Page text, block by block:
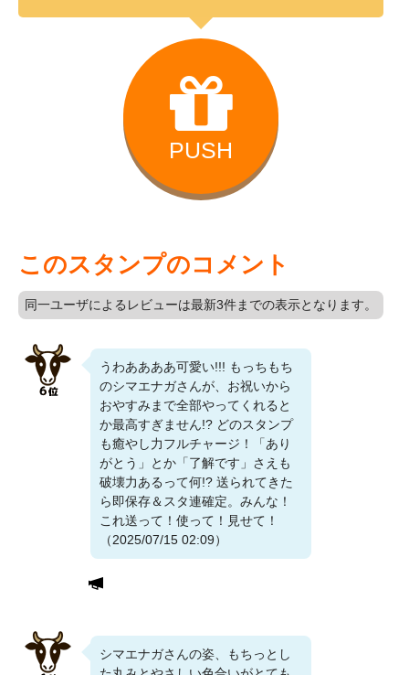
PUSH
このスタンプのコメント
同一ユーザによるレビューは最新3件までの表示となります。
うわああああ可愛い!!! もっちもち
のシマエナガさんが、お祝いから
おやすみまで全部やってくれると
か最高すぎません!? どのスタンプ
も癒やし力フルチャージ！「あり
がとう」とか「了解です」さえも
破壊力あるって何!? 送られてきた
ら即保存＆スタ連確定。みんな！
これ送って！使って！見せて！
（2025/07/15 02:09）
シマエナガさんの姿、もちっとし